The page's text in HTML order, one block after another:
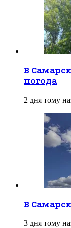
В
погода
2 дня тому
В
3 дня тому